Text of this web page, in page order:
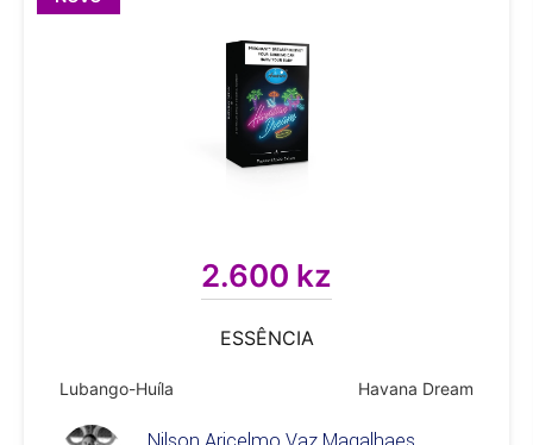
2.600 kz
ESSÊNCIA
Lubango-Huíla Havana Dream